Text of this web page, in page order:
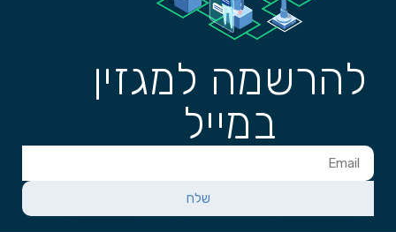
להרשמה למגזין
במייל
שלח